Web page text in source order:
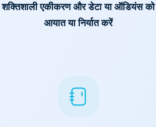
शक्तिशाली एकीकरण और डेटा या ऑडियंस को
आयात या निर्यात करें